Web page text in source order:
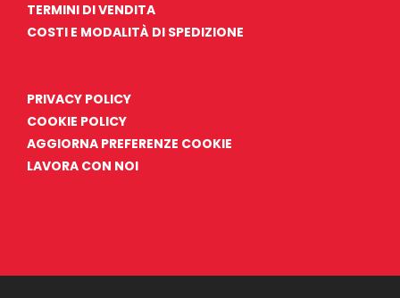
TERMINI DI VENDITA
COSTI E MODALITÀ DI SPEDIZIONE
PRIVACY POLICY
COOKIE POLICY
AGGIORNA PREFERENZE COOKIE
LAVORA CON NOI